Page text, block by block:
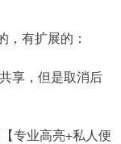
，有扩展的：
享，但是取消后
专业高亮+私人便